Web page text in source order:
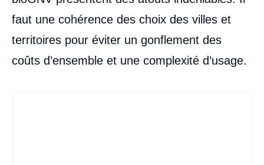
faut une cohérence des choix des villes et
territoires pour éviter un gonflement des
coûts d’ensemble et une complexité d’usage.